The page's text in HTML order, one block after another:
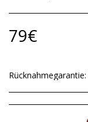
79€
Rücknahmegarantie: